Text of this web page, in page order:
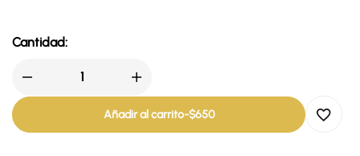
Cantidad:
Añadir al carrito-$650